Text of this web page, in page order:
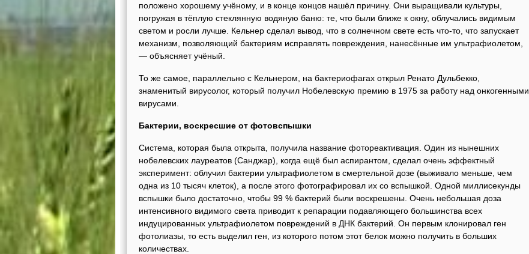
положено хорошему учёному, и в конце концов нашёл причину. Они выращивали культуры,
погружая в тёплую стеклянную водяную баню: те, что были ближе к окну, облучались видимым
светом и росли лучше. Кельнер сделал вывод, что в солнечном свете есть что-то, что запускает
механизм, позволяющий бактериям исправлять повреждения, нанесённые им ультрафиолетом,
— объясняет учёный.
То же самое, параллельно с Кельнером, на бактериофагах открыл Ренато Дульбекко,
знаменитый вирусолог, который получил Нобелевскую премию в 1975 за работу над онкогенными
вирусами.
Бактерии, воскресшие от фотовспышки
Система, которая была открыта, получила название фотореактивация. Один из нынешних
нобелевских лауреатов (Санджар), когда ещё был аспирантом, сделал очень эффектный
эксперимент: облучил бактерии ультрафиолетом в смертельной дозе (выживало меньше, чем
одна из 10 тысяч клеток), а после этого фотографировал их со вспышкой. Одной миллисекунды
вспышки было достаточно, чтобы 99 % бактерий были воскрешены. Очень небольшая доза
интенсивного видимого света приводит к репарации подавляющего большинства всех
индуцированных ультрафиолетом повреждений в ДНК бактерий. Он первым клонировал ген
фотолиазы, то есть выделил ген, из которого потом этот белок можно получить в больших
количествах.